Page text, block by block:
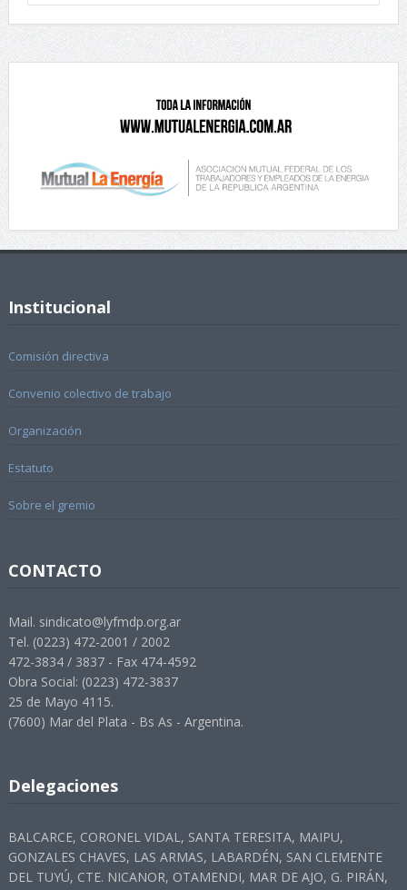
Institucional
Comisión directiva
Convenio colectivo de trabajo
Organización
Estatuto
Sobre el gremio
CONTACTO
Mail. sindicato@lyfmdp.org.ar
Tel. (0223) 472-2001 / 2002
472-3834 / 3837 - Fax 474-4592
Obra Social: (0223) 472-3837
25 de Mayo 4115.
(7600) Mar del Plata - Bs As - Argentina.
Delegaciones
BALCARCE, CORONEL VIDAL, SANTA TERESITA, MAIPU,
GONZALES CHAVES, LAS ARMAS, LABARDÉN, SAN CLEMENTE
DEL TUYÚ, CTE. NICANOR, OTAMENDI, MAR DE AJO, G. PIRÁN,